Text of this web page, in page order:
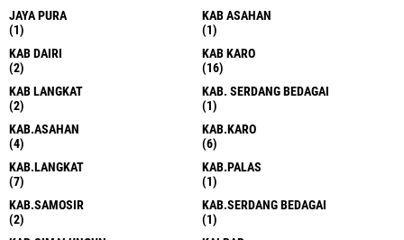
JAYA PURA
(1)
KAB ASAHAN
(1)
KAB DAIRI
(2)
KAB KARO
(16)
KAB LANGKAT
(2)
KAB. SERDANG BEDAGAI
(1)
KAB.ASAHAN
(4)
KAB.KARO
(6)
KAB.LANGKAT
(7)
KAB.PALAS
(1)
KAB.SAMOSIR
(2)
KAB.SERDANG BEDAGAI
(1)